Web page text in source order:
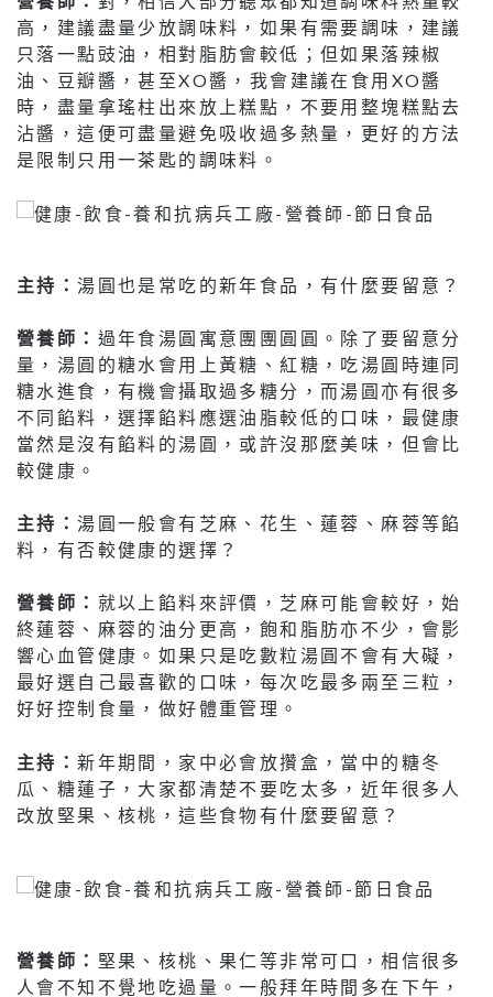
高，建議盡量少放調味料，如果有需要調味，建議
只落一點豉油，相對脂肪會較低；但如果落辣椒
油、豆瓣醬，甚至XO醬，我會建議在食用XO醬
時，盡量拿瑤柱出來放上糕點，不要用整塊糕點去
沾醬，這便可盡量避免吸收過多熱量，更好的方法
是限制只用一茶匙的調味料。
主持：湯圓也是常吃的新年食品，有什麼要留意？
營養師： 過年食湯圓寓意團團圓圓。除了要留意分
量，湯圓的糖水會用上黃糖、紅糖，吃湯圓時連同
糖水進食，有機會攝取過多糖分，而湯圓亦有很多
不同餡料，選擇餡料應選油脂較低的口味，最健康
當然是沒有餡料的湯圓，或許沒那麼美味，但會比
較健康。
主持：湯圓一般會有芝麻、花生、蓮蓉、麻蓉等餡
料，有否較健康的選擇？
營養師： 就以上餡料來評價，芝麻可能會較好，始
終蓮蓉、麻蓉的油分更高，飽和脂肪亦不少，會影
響心血管健康。如果只是吃數粒湯圓不會有大礙，
最好選自己最喜歡的口味，每次吃最多兩至三粒，
好好控制食量，做好體重管理。
主持：新年期間，家中必會放攢盒，當中的糖冬
瓜、糖蓮子，大家都清楚不要吃太多，近年很多人
改放堅果、核桃，這些食物有什麼要留意？
營養師： 堅果、核桃、果仁等非常可口，相信很多
人會不知不覺地吃過量。一般拜年時間多在下午，